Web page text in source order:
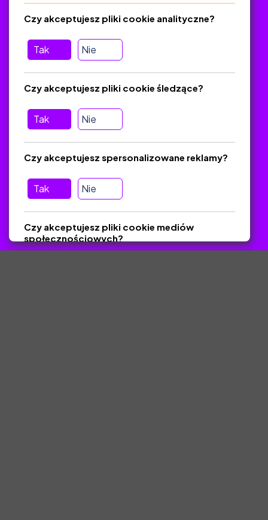
Regulamin
O platformie
Baza materiałów dydaktycznych
Jak zostać autorem
FAQ
Pomoc
wiadomość nie trafiła do folderu SPAM)
Materiały chronione Prawem Autorskim.
Tak Nie
Czy akceptujesz pliki cookie analityczne?
Tak Nie
Czy akceptujesz pliki cookie śledzące?
Tak Nie
Czy akceptujesz spersonalizowane reklamy?
Czy akceptujesz pliki cookie mediów
społecznościowych?